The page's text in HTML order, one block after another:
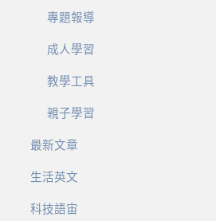
專題報導
成人學習
教學工具
親子學習
最新文章
生活英文
科技語宙